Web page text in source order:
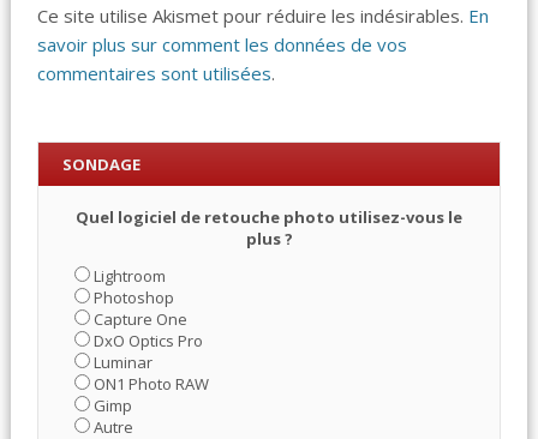
Ce site utilise Akismet pour réduire les indésirables. En
savoir plus sur comment les données de vos
commentaires sont utilisées.
SONDAGE
Quel logiciel de retouche photo utilisez-vous le
plus ?
Lightroom
Photoshop
Capture One
DxO Optics Pro
Luminar
ON1 Photo RAW
Gimp
Autre